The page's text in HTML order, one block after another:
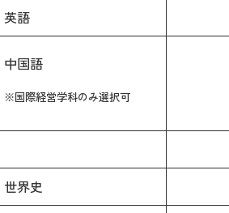
英語
中国語
※国際経営学科のみ選択可
世界史